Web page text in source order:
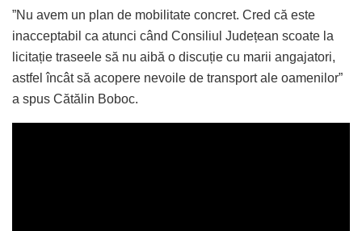
”Nu avem un plan de mobilitate concret. Cred că este
inacceptabil ca atunci când Consiliul Județean scoate la
licitație traseele să nu aibă o discuție cu marii angajatori,
astfel încât să acopere nevoile de transport ale oamenilor”
a spus Cătălin Boboc.